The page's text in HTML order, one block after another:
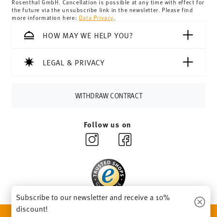
69,90 CHF. If the value of your purchase is less than
69,90 CHF, delivery charges are 36,90 CHF.
Tracking:You will receive a tracking code by e-mail as
Delivery time: 3-5 working days for delivery within
Germany for items in stock. You can view delivery times to
For returns, please use ourreturns service
Rosenthal GmbH. Cancellation is possible at any time with effect for
the future via the unsubscribe link in the newsletter. Please find
more information here: Data Privacy
HOW MAY WE HELP YOU?
LEGAL & PRIVACY
WITHDRAW CONTRACT
Follow us on
Subscribe to our newsletter and receive a 10%
discount!